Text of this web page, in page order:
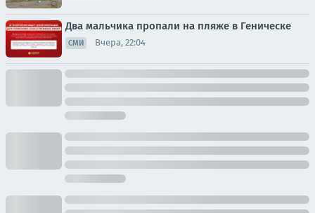
Два мальчика пропали на пляже в Геническе
СМИ Вчера, 22:04